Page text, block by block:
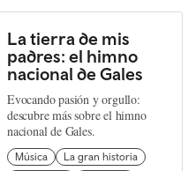
La tierra de mis
padres: el himno
nacional de Gales
Evocando pasión y orgullo:
descubre más sobre el himno
nacional de Gales.
Música
La gran historia